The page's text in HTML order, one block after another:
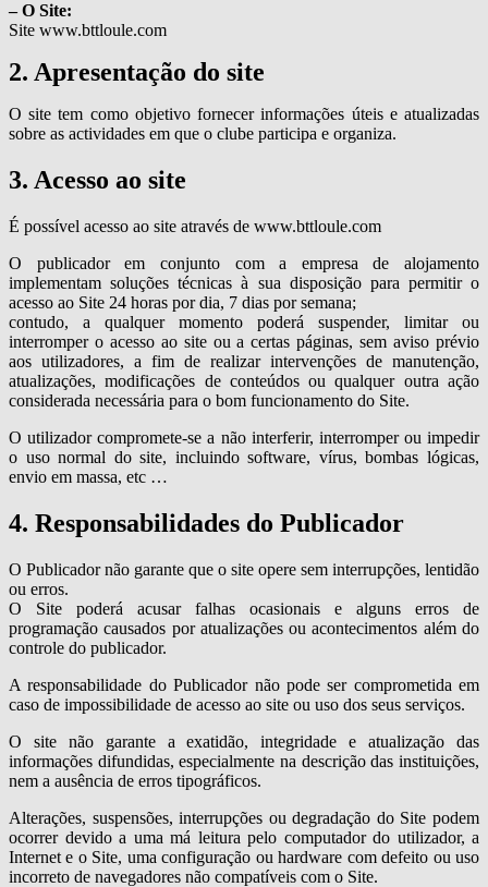
– O Site:
Site www.bttloule.com
2. Apresentação do site
O site tem como objetivo fornecer informações úteis e atualizadas
sobre as actividades em que o clube participa e organiza.
3. Acesso ao site
É possível acesso ao site através de www.bttloule.com
O publicador em conjunto com a empresa de alojamento
implementam soluções técnicas à sua disposição para permitir o
acesso ao Site 24 horas por dia, 7 dias por semana;
contudo, a qualquer momento poderá suspender, limitar ou
interromper o acesso ao site ou a certas páginas, sem aviso prévio
aos utilizadores, a fim de realizar intervenções de manutenção,
atualizações, modificações de conteúdos ou qualquer outra ação
considerada necessária para o bom funcionamento do Site.
O utilizador compromete-se a não interferir, interromper ou impedir
o uso normal do site, incluindo software, vírus, bombas lógicas,
envio em massa, etc …
4. Responsabilidades do Publicador
O Publicador não garante que o site opere sem interrupções, lentidão
ou erros.
O Site poderá acusar falhas ocasionais e alguns erros de
programação causados por atualizações ou acontecimentos além do
controle do publicador.
A responsabilidade do Publicador não pode ser comprometida em
caso de impossibilidade de acesso ao site ou uso dos seus serviços.
O site não garante a exatidão, integridade e atualização das
informações difundidas, especialmente na descrição das instituições,
nem a ausência de erros tipográficos.
Alterações, suspensões, interrupções ou degradação do Site podem
ocorrer devido a uma má leitura pelo computador do utilizador, a
Internet e o Site, uma configuração ou hardware com defeito ou uso
incorreto de navegadores não compatíveis com o Site.